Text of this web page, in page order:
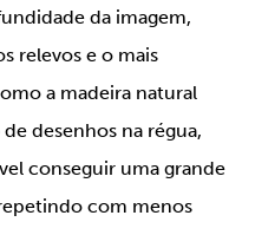
da imagem,
relevos e o mais
a madeira natural
desenhos na régua,
conseguir uma grande
com menos